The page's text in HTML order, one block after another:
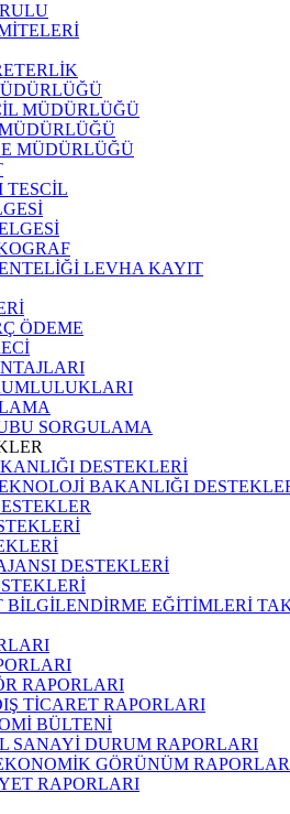
MÜDÜRLÜĞÜ
MÜDÜRLÜĞÜ
TESCİL
LEVHA KAYIT
ÖDEME
SORGULAMA
DESTEKLERİ
BAKANLIĞI
DESTEKLERİ
BİLGİLENDİRME EĞİTİMLERİ
RAPORLARI
TİCARET RAPORLARI
BÜLTENİ
SANAYİ DURUM RAPORLARI
GÖRÜNÜM
RAPORLARI